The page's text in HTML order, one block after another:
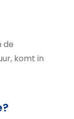
de
komt in